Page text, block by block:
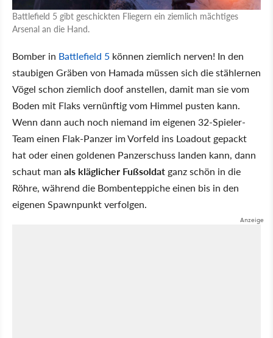
Battlefield 5 gibt geschickten Fliegern ein ziemlich mächtiges
Arsenal an die Hand.
Bomber in Battlefield 5 können ziemlich nerven! In den
staubigen Gräben von Hamada müssen sich die stählernen
Vögel schon ziemlich doof anstellen, damit man sie vom
Boden mit Flaks vernünftig vom Himmel pusten kann.
Wenn dann auch noch niemand im eigenen 32-Spieler-
Team einen Flak-Panzer im Vorfeld ins Loadout gepackt
hat oder einen goldenen Panzerschuss landen kann, dann
schaut man als kläglicher Fußsoldat ganz schön in die
Röhre, während die Bombenteppiche einen bis in den
eigenen Spawnpunkt verfolgen.